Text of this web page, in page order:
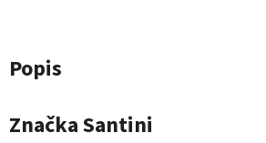
Popis
ZnačkaSantini